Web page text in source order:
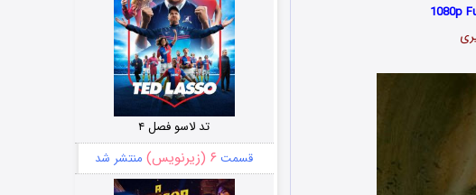
تد لاسو فصل ۴
قسمت ۶ (زیرنویس) منتشر شد